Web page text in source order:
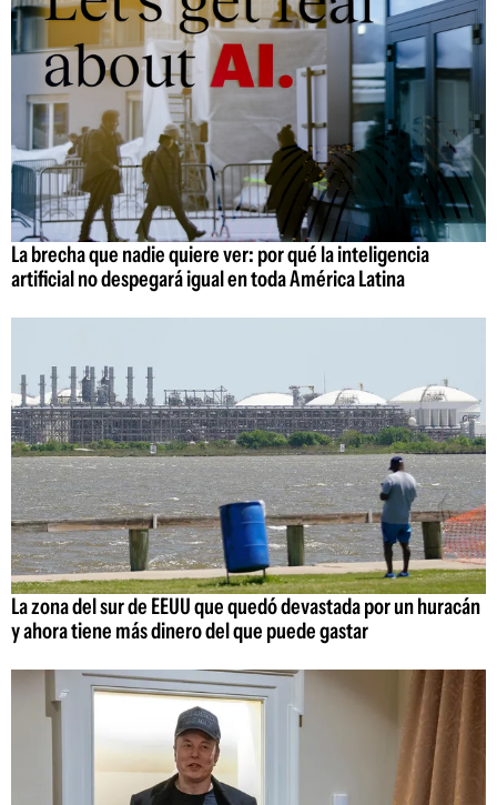
La brecha que nadie quiere ver: por qué la inteligencia
artificial no despegará igual en toda América Latina
La zona del sur de EEUU que quedó devastada por un huracán
y ahora tiene más dinero del que puede gastar